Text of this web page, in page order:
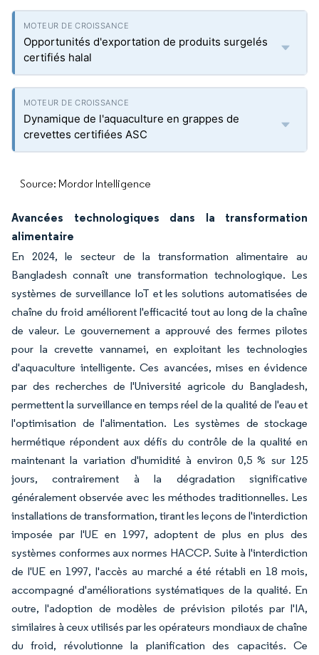
Opportunités d'exportation de produits surgelés
certifiés halal
Dynamique de l'aquaculture en grappes de
crevettes certifiées ASC
Source: Mordor Intelligence
Avancées technologiques dans la transformation
alimentaire
En 2024, le secteur de la transformation alimentaire au
Bangladesh connaît une transformation technologique. Les
systèmes de surveillance IoT et les solutions automatisées de
chaîne du froid améliorent l'efficacité tout au long de la chaîne
de valeur. Le gouvernement a approuvé des fermes pilotes
pour la crevette vannamei, en exploitant les technologies
d'aquaculture intelligente. Ces avancées, mises en évidence
par des recherches de l'Université agricole du Bangladesh,
permettent la surveillance en temps réel de la qualité de l'eau et
l'optimisation de l'alimentation. Les systèmes de stockage
hermétique répondent aux défis du contrôle de la qualité en
maintenant la variation d'humidité à environ 0,5 % sur 125
jours, contrairement à la dégradation significative
généralement observée avec les méthodes traditionnelles. Les
installations de transformation, tirant les leçons de l'interdiction
imposée par l'UE en 1997, adoptent de plus en plus des
systèmes conformes aux normes HACCP. Suite à l'interdiction
de l'UE en 1997, l'accès au marché a été rétabli en 18 mois,
accompagné d'améliorations systématiques de la qualité. En
outre, l'adoption de modèles de prévision pilotés par l'IA,
similaires à ceux utilisés par les opérateurs mondiaux de chaîne
du froid, révolutionne la planification des capacités. Ce